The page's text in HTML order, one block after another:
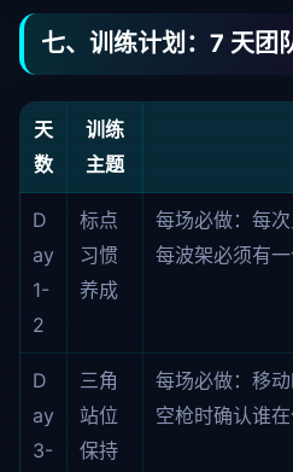
七、训练计划：7 天团
天
数
训练
主题
D
ay
1-
2
标点
习惯
养成
每场必做：每次
每波架必须有
D
ay
3-
三角
站位
保持
每场必做：移
空枪时确认谁